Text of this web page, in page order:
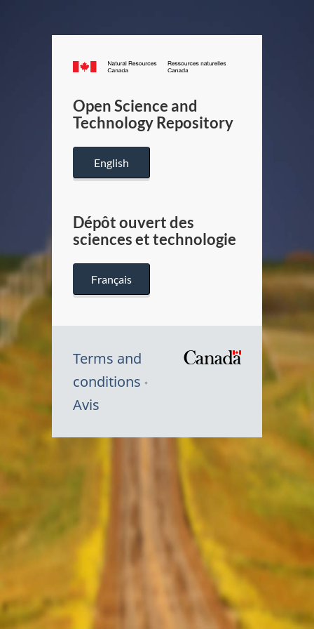
Canada.ca
/
Canada
Open Science and
Technology Repository
English
Dépôt ouvert des
sciences et technologie
Français
Terms and
conditions
Avis
Symbole
Canada